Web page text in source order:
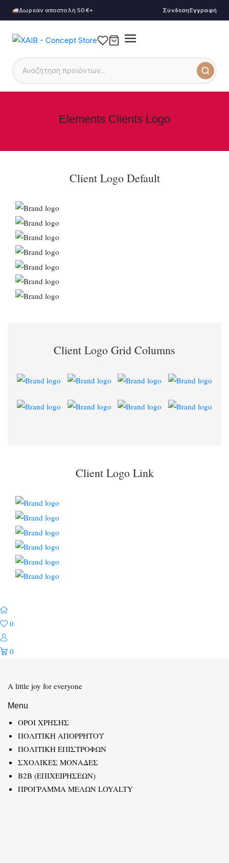
Δωρεάν αποστολή 50€+ ΣύνδεσηΕγγραφή
Elements Clients Logo
Client Logo Default
Client Logo Grid Columns
Client Logo Link
0
0
A little joy for everyone
Menu
ΟΡΟΙ ΧΡΗΣΗΣ
ΠΟΛΙΤΙΚΗ ΑΠΟΡΡΗΤΟΥ
ΠΟΛΙΤΙΚΗ ΕΠΙΣΤΡΟΦΩΝ
ΣΧΟΛΙΚΕΣ ΜΟΝΑΔΕΣ
B2B (ΕΠΙΧΕΙΡΗΣΕΩΝ)
ΠΡΟΓΡΑΜΜΑ ΜΕΛΩΝ LOYALTY